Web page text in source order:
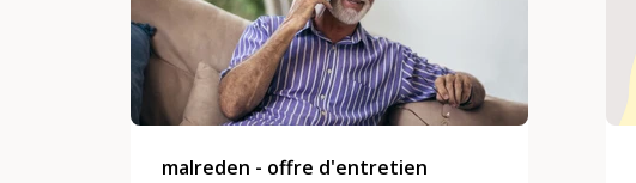
malreden - offre d'entretien